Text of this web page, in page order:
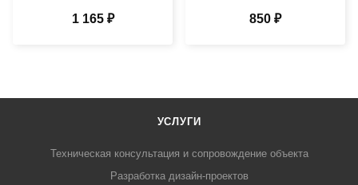
1 165 ₽ 850 ₽
УСЛУГИ
Техническая консультация и сопровождение объекта
Разработка дизайн-проектов